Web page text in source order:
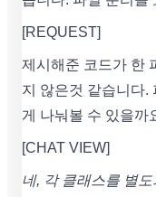
[REQUEST]
제시해준 코드가 한
지 않은것 같습니다.
게 나눠볼 수 있을까
[CHAT VIEW]
네, 각 클래스를 별